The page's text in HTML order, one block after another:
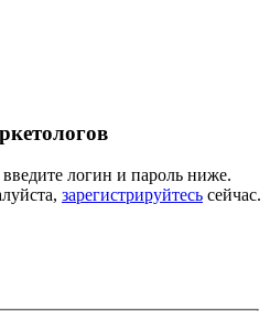
логин и пароль ниже.
зарегистрируйтесь сейчас.